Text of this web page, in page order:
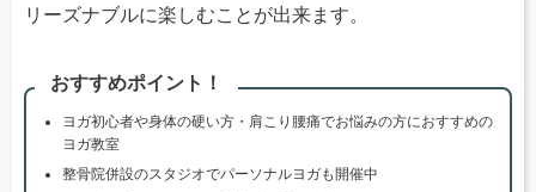
リーズナブルに楽しむことが出来ます。
おすすめポイント！
ヨガ初心者や身体の硬い方・肩こり腰痛でお悩みの方におすすめの
ヨガ教室
整骨院併設のスタジオでパーソナルヨガも開催中